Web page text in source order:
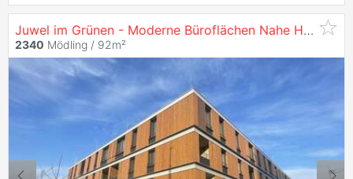
Juwel im Grünen - Moderne Büroflächen Nahe Htl Mödling zu
2340 Mödling / 92m²